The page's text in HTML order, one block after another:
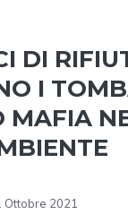
DI
I
MAFIA
Ottobre 2021